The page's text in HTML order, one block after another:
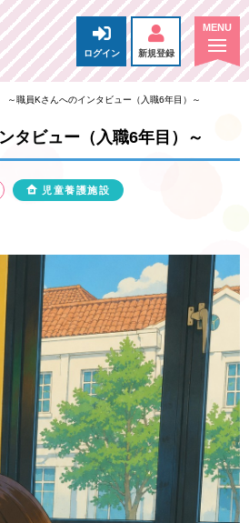
ログイン 新規登録
～職員Kさんへのインタビュー（入職6年目）～
タビュー（入職6年目）～
児童養護施設